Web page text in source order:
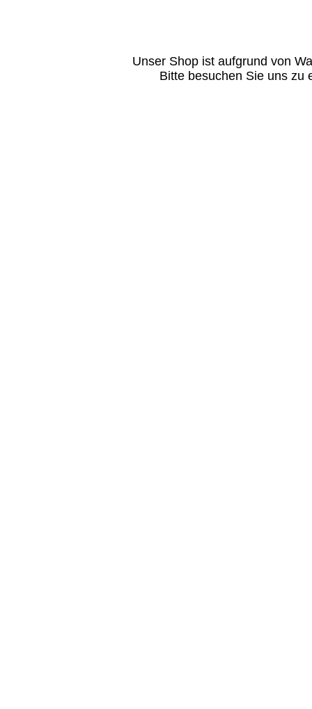
Unser Shop ist aufgrund von
Bitte besuchen Sie uns zu